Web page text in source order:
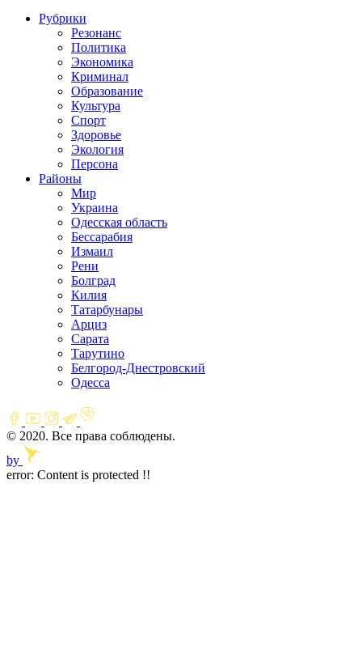
Рубрики
Резонанс
Политика
Экономика
Криминал
Образование
Культура
Спорт
Здоровье
Экология
Персона
Районы
Мир
Украина
Одесская область
Бессарабия
Измаил
Рени
Болград
Килия
Татарбунары
Арциз
Сарата
Тарутино
Белгород-Днестровский
Одесса
© 2020. Все права соблюдены.
by
error: Content is protected !!